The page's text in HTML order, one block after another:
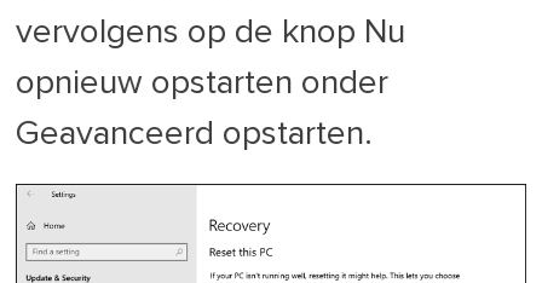
vervolgens op de knop Nu
opnieuw opstarten onder
Geavanceerd opstarten.